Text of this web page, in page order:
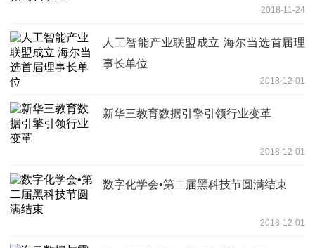
2018-11-24
人工智能产业联盟成立 海尔当选首届理
事长单位
2018-12-01
新华三教育数据引擎引领行业变革
2018-12-01
数字化学会•第二届黑科技节圆满结束
2018-12-01